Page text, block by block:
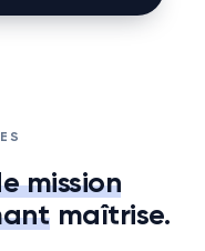
mission
maîtrise.